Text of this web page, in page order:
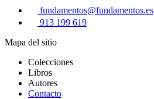
fundamentos@fundamentos.es
913 199 619
Mapa del sitio
Colecciones
Libros
Autores
Contacto